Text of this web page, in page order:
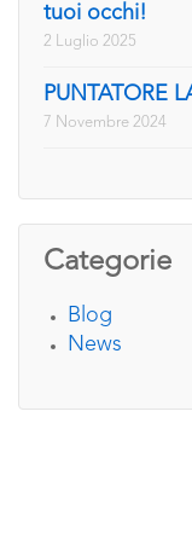
tuoi occhi!
2 Luglio 2025
PUNTATORE
7 Novembre 2024
Categorie
Blog
News